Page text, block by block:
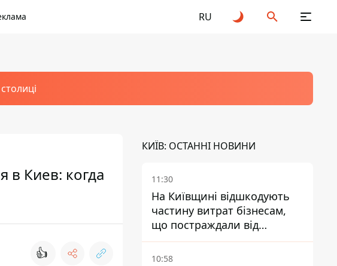
RU
в Киев: когда
👍
КИЇВ: ОСТАННІ НОВИНИ
11:30
На Київщині відшкодують
частину витрат бізнесам,
що постраждали від
прильотів ракет
10:58